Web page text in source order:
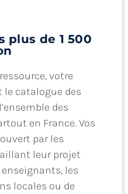
plus de 1 500
votre
catalogue des
des
en France. Vos
par les
leur projet
les
locales ou de